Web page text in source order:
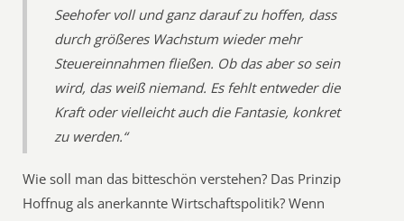
Seehofer voll und ganz darauf zu hoffen, dass
durch größeres Wachstum wieder mehr
Steuereinnahmen fließen. Ob das aber so sein
wird, das weiß niemand. Es fehlt entweder die
Kraft oder vielleicht auch die Fantasie, konkret
zu werden.“
Wie soll man das bitteschön verstehen? Das Prinzip
Hoffnug als anerkannte Wirtschaftspolitik? Wenn